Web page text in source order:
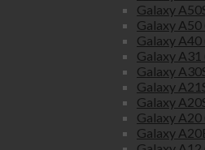
Galaxy
Galaxy A50
Galaxy A40
Galaxy
Galaxy
Galaxy
Galaxy
Galaxy A20
Galaxy